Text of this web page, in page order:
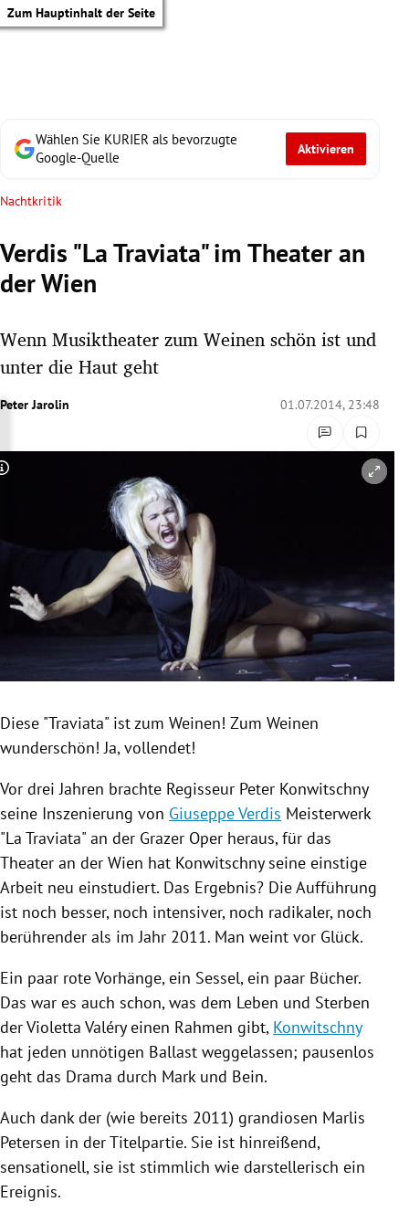
Zum Hauptinhalt der Seite
Untermenü
Untermenü
Untermenü
Untermenü
Untermenü
Wählen Sie KURIER als bevorzugte
Google-Quelle
Aktivieren
Nachtkritik
Verdis "La Traviata" im Theater an
der Wien
Wenn Musiktheater zum Weinen schön ist und
unter die Haut geht
Peter Jarolin 01.07.2014, 23:48
Copyright-Hinweis öffnen/schließen
Diese "Traviata" ist zum Weinen! Zum Weinen
wunderschön! Ja, vollendet!
Vor drei Jahren brachte Regisseur Peter Konwitschny
seine Inszenierung von Giuseppe Verdis Meisterwerk
"La Traviata" an der Grazer Oper heraus, für das
Theater an der Wien hat Konwitschnyseine einstige
Arbeit neu einstudiert. Das Ergebnis? Die Aufführung
ist noch besser, noch intensiver, noch radikaler, noch
berührender als im Jahr 2011. Man weint vor Glück.
Ein paar rote Vorhänge, ein Sessel, ein paar Bücher.
Das war es auch schon, was dem Leben und Sterben
derVioletta Valéryeinen Rahmen gibt, Konwitschny
hat jeden unnötigen Ballast weggelassen; pausenlos
geht das Drama durch Mark und Bein.
Auch dank der (wie bereits 2011) grandiosen Marlis
Petersen in der Titelpartie. Sie ist hinreißend,
sensationell, sie ist stimmlich wie darstellerisch ein
Ereignis.